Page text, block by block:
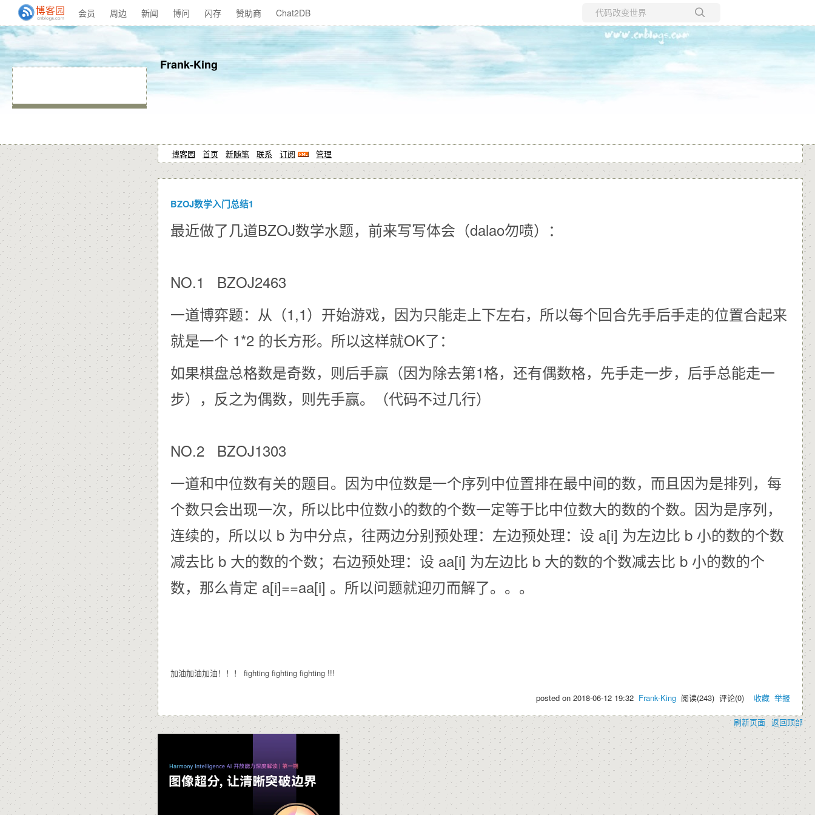
会员 周边 新闻 博问 闪存 赞助商 Chat2DB
所有博客
当前博客
Frank-King
博客园 首页 新随笔 联系 订阅 管理
BZOJ数学入门总结1
最近做了几道BZOJ数学水题，前来写写体会（dalao勿喷）：
NO.1 BZOJ2463
一道博弈题：从（1,1）开始游戏，因为只能走上下左右，所以每个回合先手后手走的位置合起来
就是一个 1*2 的长方形。所以这样就OK了：
如果棋盘总格数是奇数，则后手赢（因为除去第1格，还有偶数格，先手走一步，后手总能走一
步），反之为偶数，则先手赢。（代码不过几行）
NO.2 BZOJ1303
一道和中位数有关的题目。因为中位数是一个序列中位置排在最中间的数，而且因为是排列，每
个数只会出现一次，所以比中位数小的数的个数一定等于比中位数大的数的个数。因为是序列，
连续的，所以以 b 为中分点，往两边分别预处理：左边预处理：设 a[i] 为左边比 b 小的数的个数
减去比 b 大的数的个数；右边预处理：设 aa[i] 为左边比 b 大的数的个数减去比 b 小的数的个
数，那么肯定 a[i]==aa[i] 。所以问题就迎刃而解了。。。
加油加油加油！！！ fighting fighting fighting !!!
posted on 2018-06-12 19:32 Frank-King 阅读(243) 评论(0) 收藏 举报
刷新页面 返回顶部